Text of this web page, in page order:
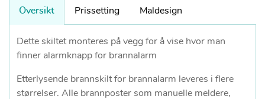
Oversikt Prissetting Maldesign
Dette skiltet monteres på vegg for å vise hvor man
finner alarmknapp for brannalarm
Etterlysende brannskilt for brannalarm leveres i flere
størrelser. Alle brannposter som manuelle meldere,